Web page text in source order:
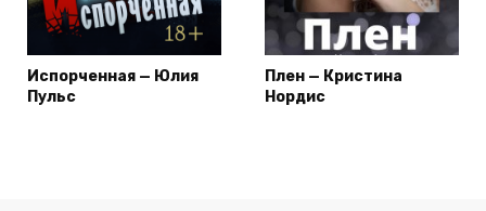
Испорченная — Юлия
Пульс
Плен — Кристина
Нордис